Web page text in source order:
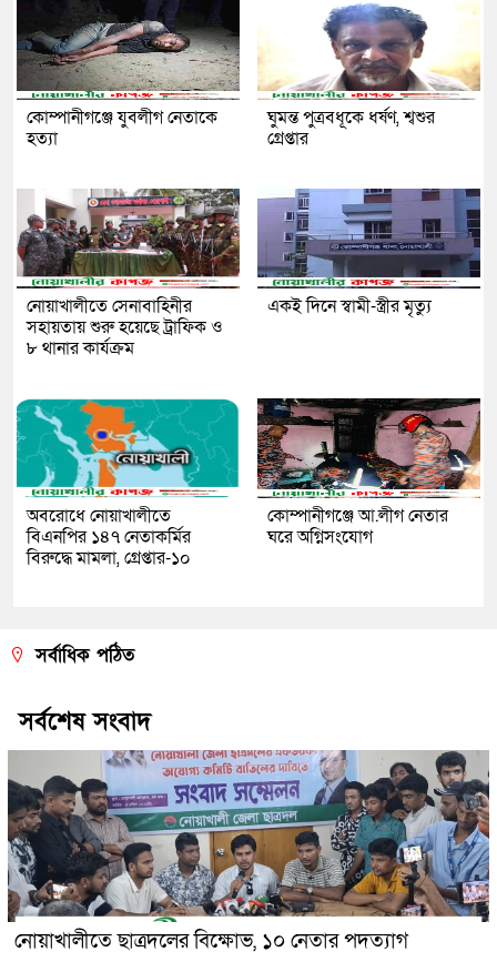
কোম্পানীগঞ্জে যুবলীগ নেতাকে
হত্যা
ঘুমন্ত পুত্রবধূকে ধর্ষণ, শ্বশুর
গ্রেপ্তার
নোয়াখালীতে সেনাবাহিনীর
সহায়তায় শুরু হয়েছে ট্রাফিক ও
৮ থানার কার্যক্রম
একই দিনে স্বামী-স্ত্রীর মৃত্যু
অবরোধে নোয়াখালীতে
বিএনপির ১৪৭ নেতাকর্মির
বিরুদ্ধে মামলা, গ্রেপ্তার-১০
কোম্পানীগঞ্জে আ.লীগ নেতার
ঘরে অগ্নিসংযোগ
সর্বাধিক পঠিত
সর্বশেষ সংবাদ
নোয়াখালীতে ছাত্রদলের বিক্ষোভ, ১০ নেতার পদত্যাগ